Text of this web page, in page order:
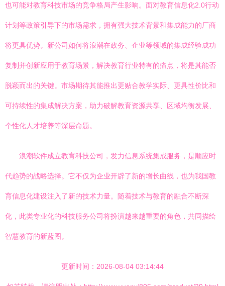
也可能对教育科技市场的竞争格局产生影响。面对教育信息化2.0行动
计划等政策引导下的市场需求，拥有强大技术背景和集成能力的厂商
将更具优势。新公司如何将浪潮在政务、企业等领域的集成经验成功
复制并创新应用于教育场景，解决教育行业特有的痛点，将是其能否
脱颖而出的关键。市场期待其能推出更贴合教学实际、更具性价比和
可持续性的集成解决方案，助力破解教育资源共享、区域均衡发展、
个性化人才培养等深层命题。
浪潮软件成立教育科技公司，发力信息系统集成服务，是顺应时
代趋势的战略选择。它不仅为企业开辟了新的增长曲线，也为我国教
育信息化建设注入了新的技术力量。随着技术与教育的融合不断深
化，此类专业化的科技服务公司将扮演越来越重要的角色，共同描绘
智慧教育的新蓝图。
更新时间：2026-08-04 03:14:44